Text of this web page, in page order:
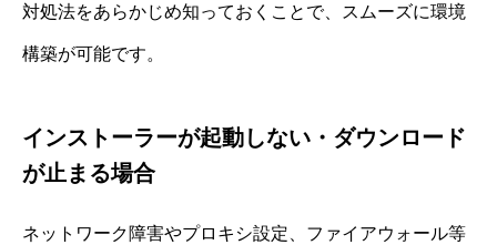
対処法をあらかじめ知っておくことで、スムーズに環境
構築が可能です。
インストーラーが起動しない・ダウンロード
が止まる場合
ネットワーク障害やプロキシ設定、ファイアウォール等